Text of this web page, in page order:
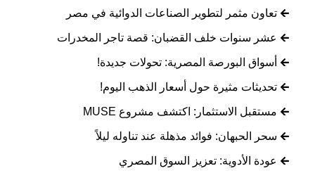
تعاون مثمر لتطوير الصناعات الدوائية في مصر
عشر سنوات خلف القضبان: قصة تاجر المخدرات
أسواق البورصة المصرية: تحولات جديدة!
تحديثات مثيرة حول أسعار الذهب اليوم!
مستقبل الاستثمار: اكتشف مشروع MUSE
سحر الحبهان: فوائد مذهلة عند تناوله ليلاً
عودة الأدوية: تعزيز السوق المصري